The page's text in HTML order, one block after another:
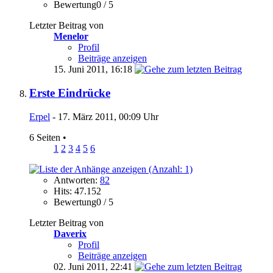
Bewertung0 / 5
Letzter Beitrag von
Menelor
Profil
Beiträge anzeigen
15. Juni 2011, 16:18
Erste Eindrücke
Erpel - 17. März 2011, 00:09 Uhr
6 Seiten •
1 2 3 4 5 6
Antworten: 82
Hits: 47.152
Bewertung0 / 5
Letzter Beitrag von
Daverix
Profil
Beiträge anzeigen
02. Juni 2011, 22:41